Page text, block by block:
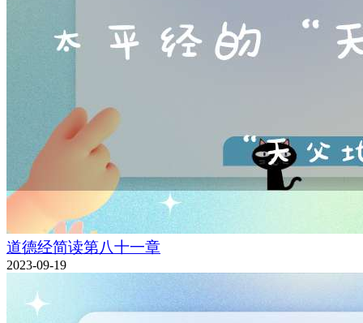
道德经简读第八十一章
2023-09-19